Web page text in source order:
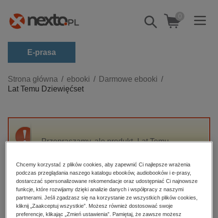
Pokaż/schowaj
wyszukiwarkę
0
E-prasa
Kategorie
Zobacz wszystkie E-prasa
budownictwo, aranżacja wnętrz
darmowe wydania
edukacja
hobby, sport, rozrywka
komputery, internet, technologie, informatyka
Strona główna ebooki
Darmowe ebooki
Lat Temu Dziewięćset
Przepraszamy, ale produkt „Lat Temu
High-contrast mode
Polecane
Chcemy korzystać z plików cookies, aby zapewnić Ci najlepsze wrażenia
podczas przeglądania naszego katalogu ebooków, audiobooków i e-prasy,
dostarczać spersonalizowane rekomendacje oraz udostępniać Ci najnowsze
funkcje, które rozwijamy dzięki analizie danych i współpracy z naszymi
partnerami. Jeśli zgadzasz się na korzystanie ze wszystkich plików cookies,
kliknij „Zaakceptuj wszystkie”. Możesz również dostosować swoje
preferencje, klikając „Zmień ustawienia”. Pamiętaj, że zawsze możesz